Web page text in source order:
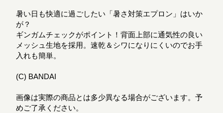
暑い日も快適に過ごしたい「暑さ対策エプロン」はいか
が？
ギンガムチェックがポイント！背面上部に通気性の良い
メッシュ生地を採用。速乾＆シワになりにくいのでお手
入れも簡単。
(C) BANDAI
画像は実際の商品とは多少異なる場合がございます。予
めご了承ください。